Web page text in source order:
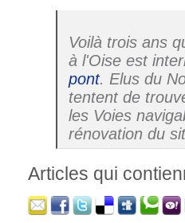
Voilà trois ans
à l'Oise est
pont. Elus du
tentent de
les Voies
rénovation du
Articles qui